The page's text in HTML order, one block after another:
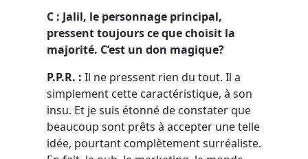
C : Jalil, le personnage principal,
pressent toujours ce que choisit la
majorité. C’est un don magique?
P.P.R. : Il ne pressent rien du tout. Il a
simplement cette caractéristique, à son
insu. Et je suis étonné de constater que
beaucoup sont prêts à accepter une telle
idée, pourtant complètement surréaliste.